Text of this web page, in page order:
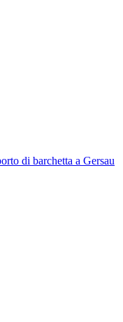
di barchetta a Gersau